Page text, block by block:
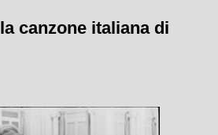
canzone italiana di